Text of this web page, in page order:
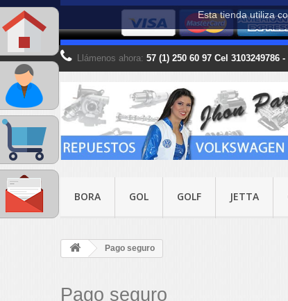
Llámenos ahora: 57 (1) 250 60 97 Cel 3103249786
BORA GOL GOLF JETTA
Pago seguro
Pago seguro
Esta tienda utiliza